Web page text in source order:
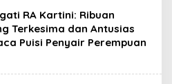
RA Kartini: Ribuan
Terkesima dan Antusias
Puisi Penyair Perempuan